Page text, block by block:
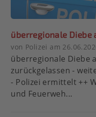
überregionale Diebe
von Polizei am
überregionale Diebe
zurückgelassen -
- Polizei ermittelt ++
und Feuerweh...